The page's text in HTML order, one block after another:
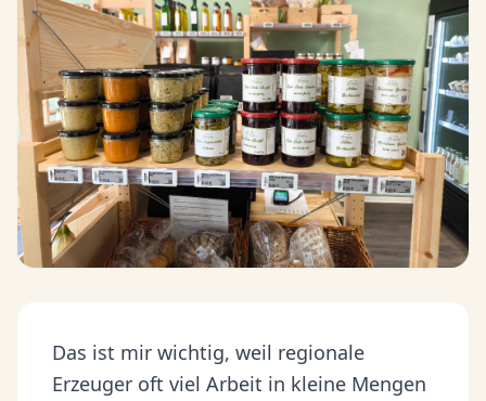
Das ist mir wichtig, weil regionale
Erzeuger oft viel Arbeit in kleine Mengen